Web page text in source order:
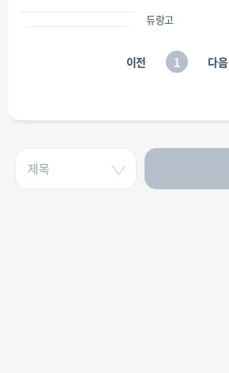
듀랑고
이전 1 다음